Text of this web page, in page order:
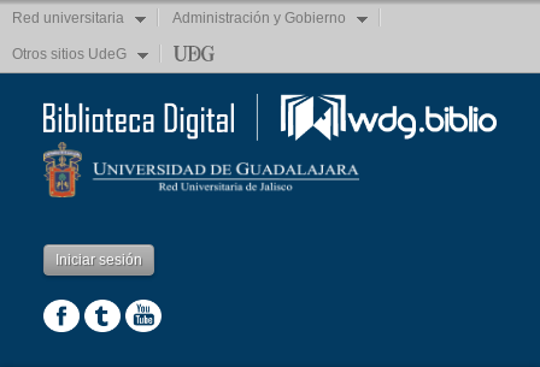
Red universitaria Administración y Gobierno
Otros sitios UdeG
Iniciar sesión
Gestores
referencias
Traductores
Servicios
Bibliotecarios
Tutoriales
wdg.glosario
Redes
sociales